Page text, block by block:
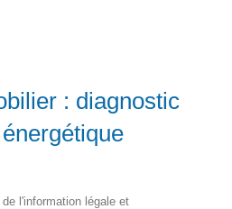
: diagnostic
l'information légale et